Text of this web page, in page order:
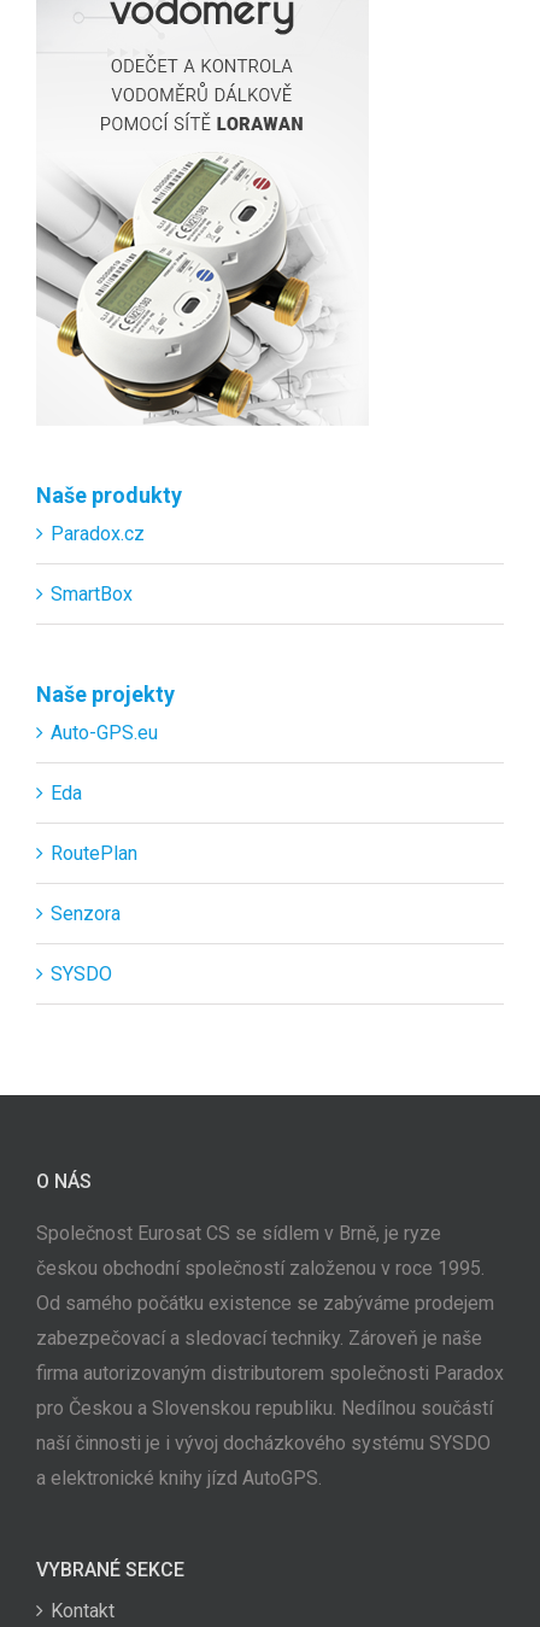
Naše produkty
Paradox.cz
SmartBox
Naše projekty
Auto-GPS.eu
Eda
RoutePlan
Senzora
SYSDO
O NÁS
Společnost Eurosat CS se sídlem v Brně, je ryze
českou obchodní společností založenou v roce 1995.
Od samého počátku existence se zabýváme prodejem
zabezpečovací a sledovací techniky. Zároveň je naše
firma autorizovaným distributorem společnosti Paradox
pro Českou a Slovenskou republiku. Nedílnou součástí
naší činnosti je i vývoj docházkového systému SYSDO
a elektronické knihy jízd AutoGPS.
VYBRANÉ SEKCE
Kontakt